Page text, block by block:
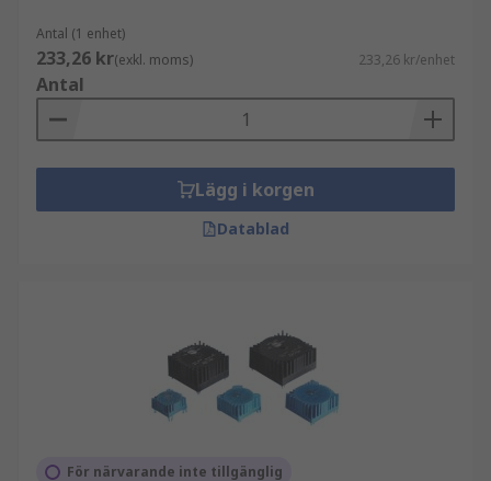
Antal (1 enhet)
233,26 kr(exkl. moms) 233,26 kr/enhet
Antal
Lägg i korgen
Datablad
För närvarande inte tillgänglig